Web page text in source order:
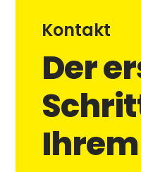
Kontakt
Der